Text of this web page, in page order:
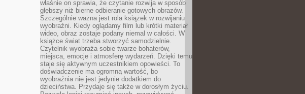
właśnie on sprawia, że czytanie rozwija w sposób
głębszy niż bierne odbieranie gotowych obrazów.
Szczególnie ważna jest rola książek w rozwijaniu
wyobraźni. Kiedy oglądamy film lub krótki materiał
wideo, obraz zostaje podany niemal w całości. W
książce świat trzeba stworzyć samodzielnie.
Czytelnik wyobraża sobie twarze bohaterów,
miejsca, emocje i atmosferę wydarzeń. Dzięki temu
staje się aktywnym uczestnikiem opowieści. To
doświadczenie ma ogromną wartość, bo
wyobraźnia nie jest jedynie dodatkiem do
dzieciństwa. Przydaje się także w dorosłym życiu.